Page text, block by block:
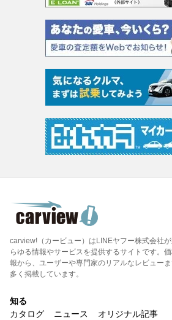
carview!（カービュー）はLINEヤフー株式会社
らゆる情報やサービスを提供するサイトです。
報から、ユーザーや専門家のリアルなレビュー
多く掲載しています。
知る
カタログ
ニュース オリジナル記事